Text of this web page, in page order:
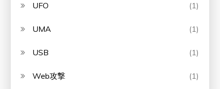
UFO (1)
UMA (1)
USB (1)
Web攻撃 (1)